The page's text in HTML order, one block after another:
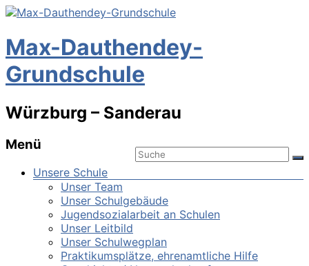
Max-Dauthendey-
Grundschule
Würzburg – Sanderau
Menü
Unsere Schule
Unser Team
Unser Schulgebäude
Jugendsozialarbeit an Schulen
Unser Leitbild
Unser Schulwegplan
Praktikumsplätze, ehrenamtliche Hilfe